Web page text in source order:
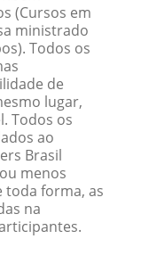
(Cursos em
ministrado
Todos os
de
lugar,
Todos os
ao
Brasil
menos
toda forma, as
na